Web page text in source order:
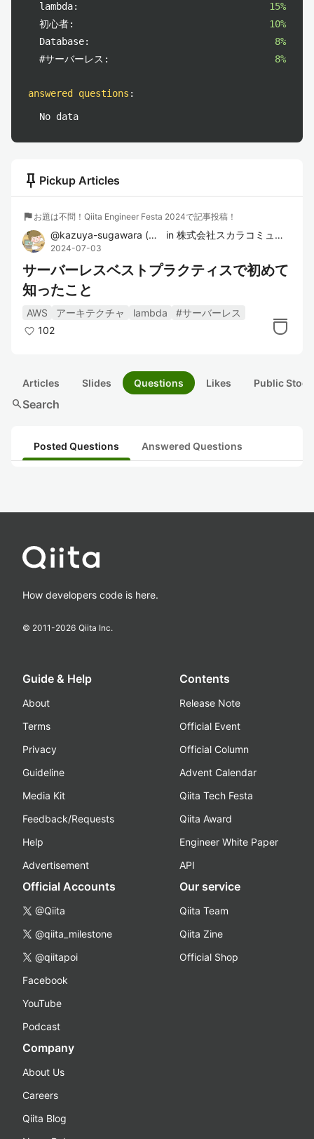
lambda:
15%
初心者:
10%
Database:
8%
#サーバーレス:
8%
answered questions :
No data
push_pin Pickup Articles
flag お題は不問！Qiita Engineer Festa 2024で記事投稿！
@kazuya-sugawara (菅原 和也)
in 株式会社スカラコミュニケーションズ アライアンス開発部
2024-07-03
サーバーレスベストプラクティスで初めて
知ったこと
AWS アーキテクチャ lambda
#サーバーレス
102
Articles Slides Questions Likes Public
searchSearch
Posted Questions Answered Questions
How developers code is here.
© 2011-2026 Qiita Inc.
Guide & Help
About
Terms
Privacy
Guideline
Media Kit
Feedback/Requests
Help
Advertisement
Contents
Release Note
Official Event
Official Column
Advent Calendar
Qiita Tech Festa
Qiita Award
Engineer White Paper
API
Official Accounts
@Qiita
@qiita_milestone
@qiitapoi
Facebook
YouTube
Podcast
Our service
Qiita Team
Qiita Zine
Official Shop
Company
About Us
Careers
Qiita Blog